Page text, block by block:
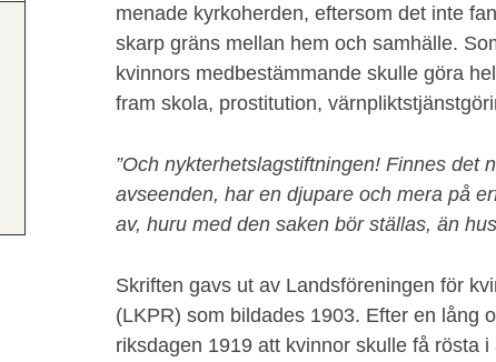
menade kyrkoherden, eftersom det inte
skarp gräns mellan hem och samhälle.
kvinnors medbestämmande skulle göra
fram skola, prostitution,
”Och nykterhetslagstiftningen! Finnes det
avseenden, har en djupare och mera på
av, huru med den saken bör ställas, än
Skriften gavs ut av Landsföreningen för
(LKPR) som bildades 1903. Efter en lång
riksdagen 1919 att kvinnor skulle få rösta